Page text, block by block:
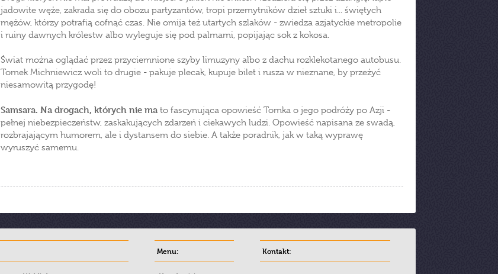
jadowite węże, zakrada się do obozu partyzantów, tropi przemytników dzieł sztuki i... świętych
mężów, którzy potrafią cofnąć czas. Nie omija też utartych szlaków - zwiedza azjatyckie metropolie
i ruiny dawnych królestw albo wyleguje się pod palmami, popijając sok z kokosa.
Świat można oglądać przez przyciemnione szyby limuzyny albo z dachu rozklekotanego autobusu.
Tomek Michniewicz woli to drugie - pakuje plecak, kupuje bilet i rusza w nieznane, by przeżyć
niesamowitą przygodę!
Samsara. Na drogach, których nie ma to fascynująca opowieść Tomka o jego podróży po Azji -
pełnej niebezpieczeństw, zaskakujących zdarzeń i ciekawych ludzi. Opowieść napisana ze swadą,
rozbrajającym humorem, ale i dystansem do siebie. A także poradnik, jak w taką wyprawę
wyruszyć samemu.
Menu: Kontakt: